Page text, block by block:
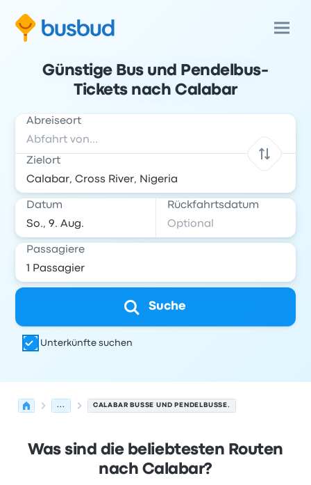
Günstige Bus und Pendelbus-
Tickets nach Calabar
Abreiseort
Zielort
Datum Rückfahrtsdatum
Passagiere
Suche
Unterkünfte suchen
... CALABAR BUSSE UND PENDELBUSSE.
Was sind die beliebtesten Routen
nach Calabar?